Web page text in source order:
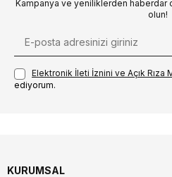
Kampanya ve yeniliklerden
olun!
Elektronik İleti İzni‌ni ve Açık Rıza
ediyorum.
KURUMSAL